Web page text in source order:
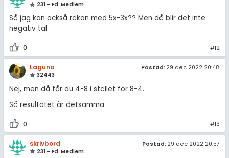
231 – Fd. Medlem
Så jag kan också räkan med 5x-3x?? Men då blir det inte
negativ tal
0 #12
Laguna
32443
Postad: 29 dec 2022 20:48
Nej, men då får du 4-8 i stället för 8-4.
Så resultatet är detsamma.
0 #13
skrivbord
231 – Fd. Medlem
Postad: 29 dec 2022 20:57